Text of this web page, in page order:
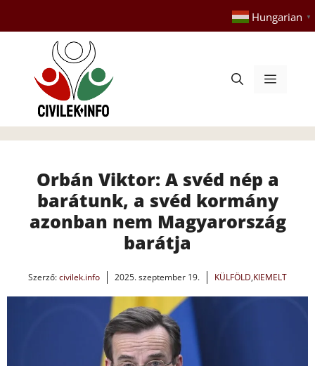
tartalomba
Hungarian ▼
Menü
Orbán Viktor: A svéd nép a
barátunk, a svéd kormány
azonban nem Magyarország
barátja
Szerző:civilek.info 2025. szeptember 19. KÜLFÖLD,KIEMELT